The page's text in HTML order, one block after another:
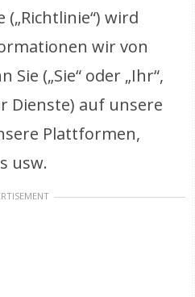
wird
wir von
(„Sie“ oder „Ihr“,
Dienste) auf unsere
Plattformen,
usw.